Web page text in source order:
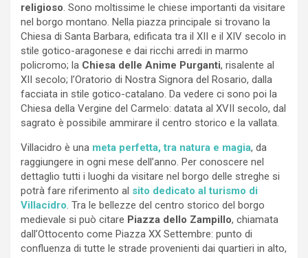
religioso . Sono moltissime le chiese importanti da visitare
nel borgo montano. Nella piazza principale si trovano la
Chiesa di Santa Barbara, edificata tra il XII e il XIV secolo in
stile gotico-aragonese e dai ricchi arredi in marmo
policromo; la Chiesa delle Anime Purganti, risalente al
XII secolo; l’Oratorio di Nostra Signora del Rosario, dalla
facciata in stile gotico-catalano. Da vedere ci sono poi la
Chiesa della Vergine del Carmelo: datata al XVII secolo, dal
sagrato è possibile ammirare il centro storico e la vallata.
Villacidro è una meta perfetta, tra natura e magia, da
raggiungere in ogni mese dell’anno. Per conoscere nel
dettaglio tutti i luoghi da visitare nel borgo delle streghe si
potrà fare riferimento al sito dedicato al turismo di
Villacidro . Tra le bellezze del centro storico del borgo
medievale si può citare Piazza dello Zampillo, chiamata
dall’Ottocento come Piazza XX Settembre: punto di
confluenza di tutte le strade provenienti dai quartieri in alto,